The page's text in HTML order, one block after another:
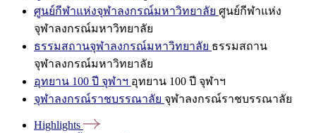
ศูนย์กีฬาแห่งจุฬาลงกรณ์มหาวิทยาลัย ศูนย์กีฬาแห่ง
จุฬาลงกรณ์มหาวิทยาลัย
ธรรมสถานจุฬาลงกรณ์มหาวิทยาลัย ธรรมสถาน
จุฬาลงกรณ์มหาวิทยาลัย
อุทยาน 100 ปี จุฬาฯ อุทยาน 100 ปี จุฬาฯ
จุฬาลงกรณ์ราชบรรณาลัย จุฬาลงกรณ์ราชบรรณาลัย
Highlights